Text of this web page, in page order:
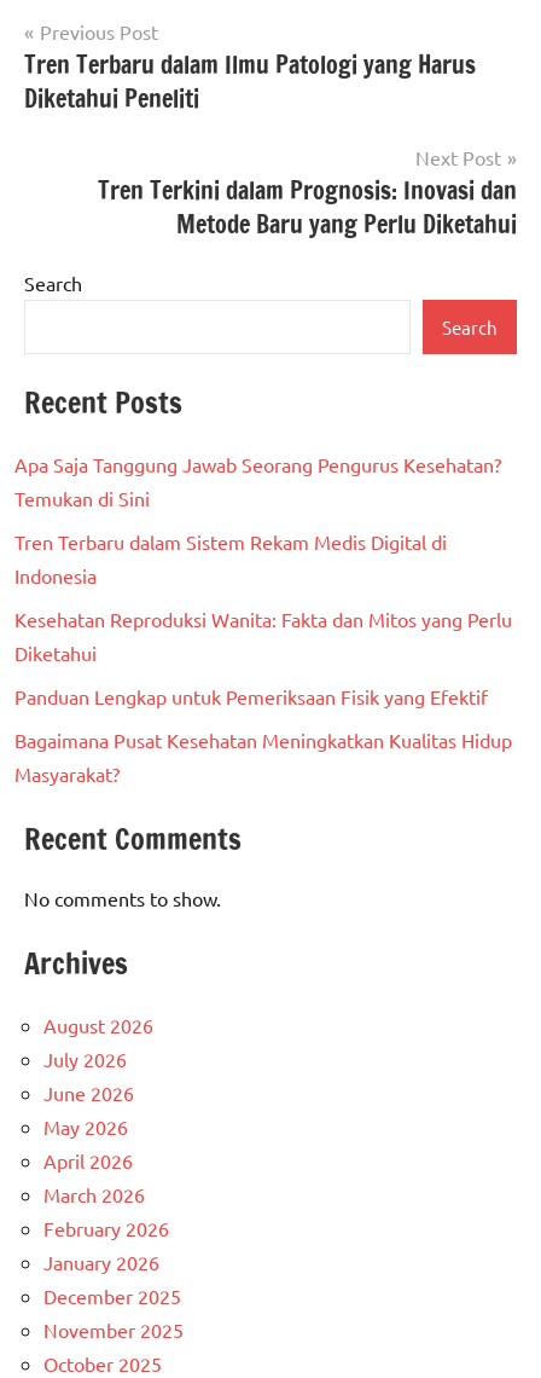
Post
navigation
Previous Post
Tren Terbaru dalam Ilmu Patologi yang Harus
Diketahui Peneliti
Next Post
Tren Terkini dalam Prognosis: Inovasi dan
Metode Baru yang Perlu Diketahui
Search
Search
Recent Posts
Apa Saja Tanggung Jawab Seorang Pengurus Kesehatan?
Temukan di Sini
Tren Terbaru dalam Sistem Rekam Medis Digital di
Indonesia
Kesehatan Reproduksi Wanita: Fakta dan Mitos yang Perlu
Diketahui
Panduan Lengkap untuk Pemeriksaan Fisik yang Efektif
Bagaimana Pusat Kesehatan Meningkatkan Kualitas Hidup
Masyarakat?
Recent Comments
No comments to show.
Archives
August 2026
July 2026
June 2026
May 2026
April 2026
March 2026
February 2026
January 2026
December 2025
November 2025
October 2025